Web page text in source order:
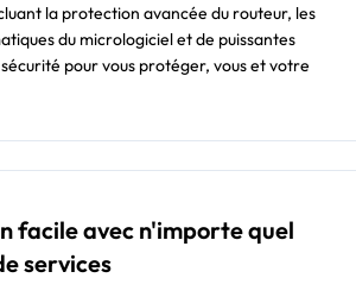
la protection avancée du routeur, les
du micrologiciel et de puissantes
pour vous protéger, vous et votre
facile avec n'importe quel
services